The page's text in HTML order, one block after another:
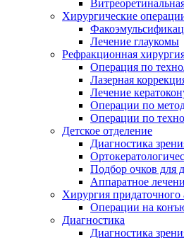
Хирургические
Лечение глаукомы
Рефракционная
Операция по
Лазерная
Лечение
Операции по
Операции по
Детское отделение
Диагностика
Подбор очков для
Аппаратное
Хирургия придаточного
Операции на
Диагностика
Диагностика